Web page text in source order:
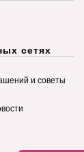
сетях
и советы